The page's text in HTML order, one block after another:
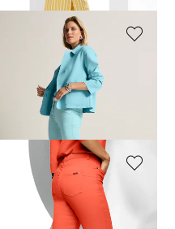
Schlanke Jeans mit Fransensaum
99,95 €
+6 Farben
30-Tage-Bestpreis**: 79,95 €
MADELEINE
Jeans mit feinem Fransensaum
109,95 €